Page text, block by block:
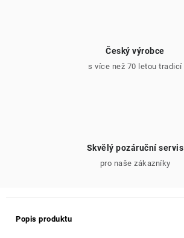
Český výrobce
s více než 70 letou tradicí
Skvělý pozáruční servis
pro naše zákazníky
Popis produktu